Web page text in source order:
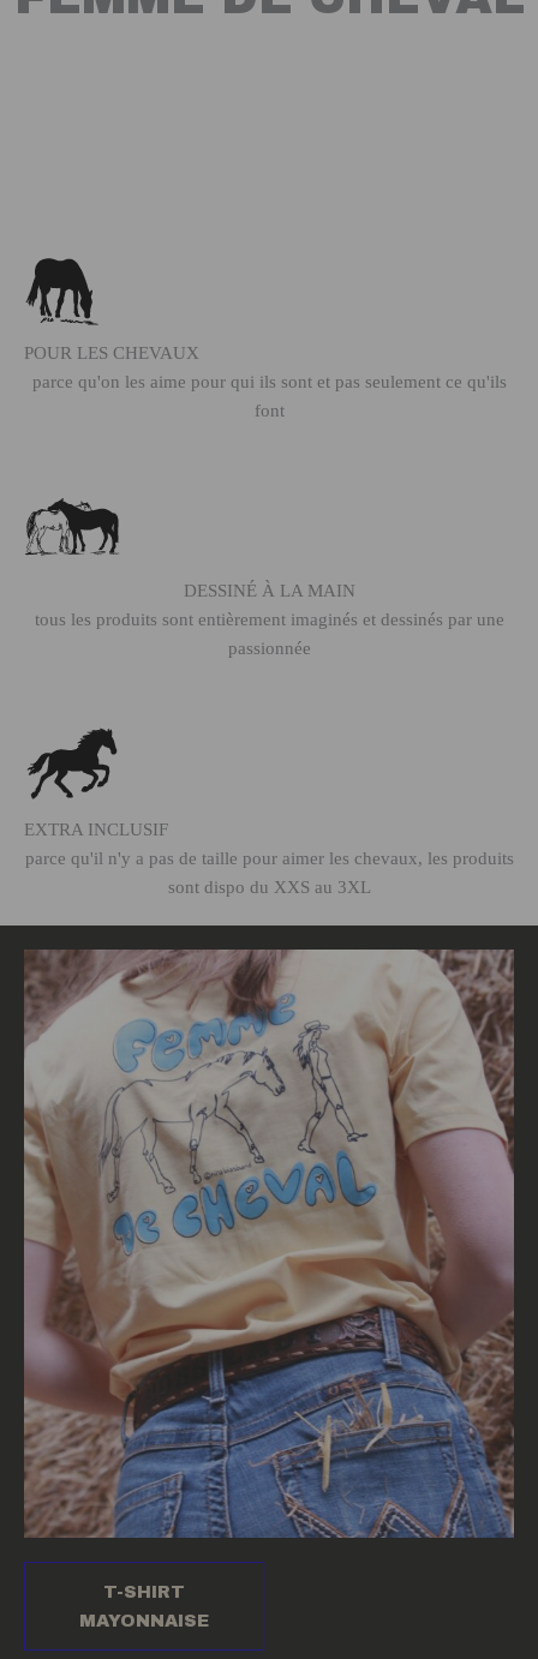
POUR LES CHEVAUX
parce qu'on les aime pour qui ils sont et pas seulement ce qu'ils
font
DESSINÉ À LA MAIN
tous les produits sont entièrement imaginés et dessinés par une
passionnée
EXTRA INCLUSIF
parce qu'il n'y a pas de taille pour aimer les chevaux, les produits
sont dispo du XXS au 3XL
T-SHIRT
MAYONNAISE